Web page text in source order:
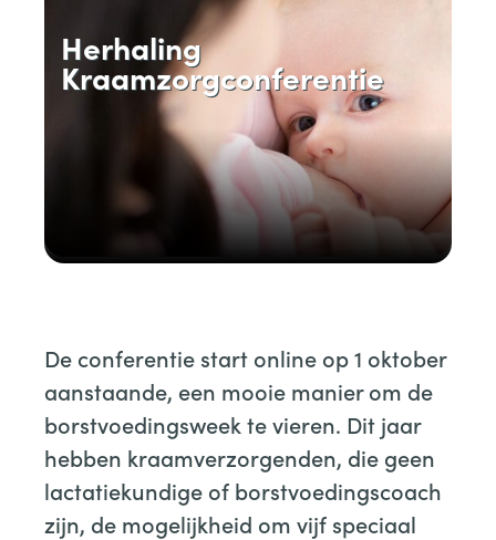
Herhaling
Kraamzorgconferentie
De conferentie start online op 1 oktober
aanstaande, een mooie manier om de
borstvoedingsweek te vieren. Dit jaar
hebben kraamverzorgenden, die geen
lactatiekundige of borstvoedingscoach
zijn, de mogelijkheid om vijf speciaal